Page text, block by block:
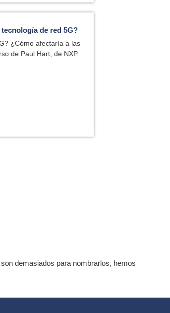
de red 5G?
¿Cómo afectaría a las
de Paul Hart, de NXP.
demasiados para nombrarlos, hemos